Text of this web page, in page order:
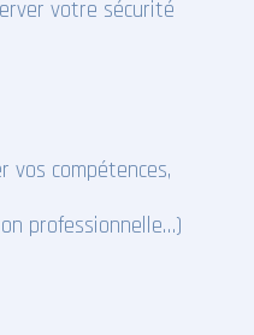
votre sécurité
vos compétences,
professionnelle…)